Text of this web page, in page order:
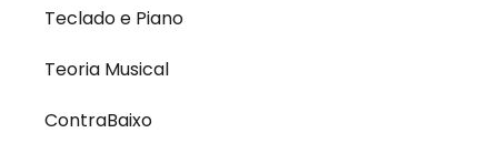
Teclado e Piano
Teoria Musical
ContraBaixo